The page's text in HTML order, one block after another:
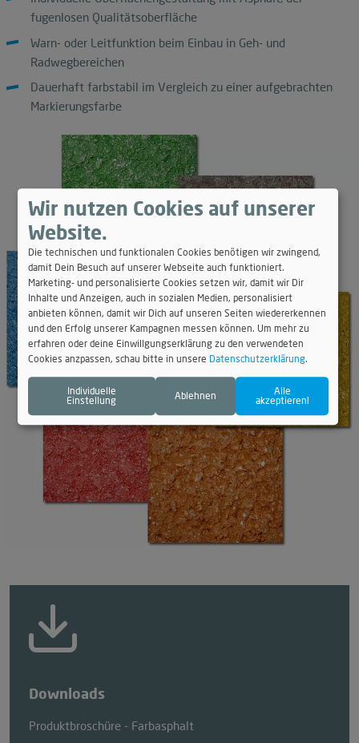
fugenlosen Qualitätsoberfläche
Warn- oder Leitfunktion beim Einbau in Geh- und
Radwegbereichen
Dauerhaft farbstabil im Vergleich zu einer aufgebrachten
Markierungsfarbe
Downloads
Produktbroschüre - Farbasphalt
Wir nutzen Cookies auf unserer
Website.
Die technischen und funktionalen Cookies benötigen wir zwingend,
damit Dein Besuch auf unserer Webseite auch funktioniert.
Marketing- und personalisierte Cookies setzen wir, damit wir Dir
Inhalte und Anzeigen, auch in sozialen Medien, personalisiert
anbieten können, damit wir Dich auf unseren Seiten wiedererkennen
und den Erfolg unserer Kampagnen messen können. Um mehr zu
erfahren oder deine Einwillgungserklärung zu den verwendeten
Cookies anzpassen, schau bitte in unsere Datenschutzerklärung.
Individuelle
Einstellung
Ablehnen
Alle
akzeptieren!